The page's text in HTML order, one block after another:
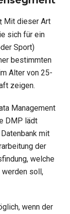
Mit dieser Art
sich für ein
Sport)
bestimmten
Alter von 25-
zeigen.
Management
DMP lädt
mit
der
welche
soll,
wenn der